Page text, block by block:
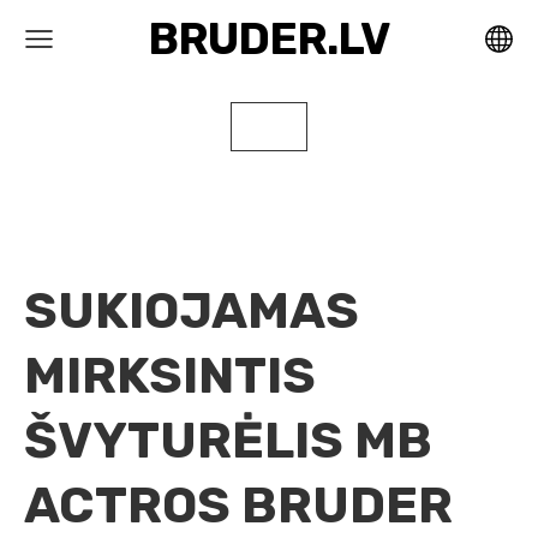
BRUDER.LV
SUKIOJAMAS
MIRKSINTIS
ŠVYTURĖLIS MB
ACTROS BRUDER